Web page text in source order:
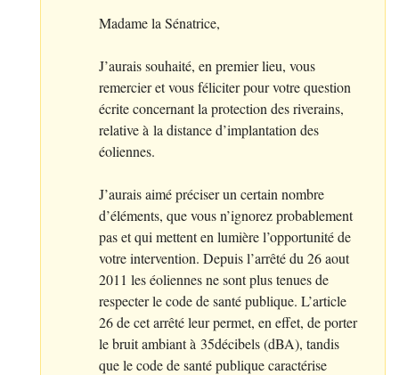
Madame la Sénatrice,
J’aurais souhaité, en premier lieu, vous
remercier et vous féliciter pour votre question
écrite concernant la protection des riverains,
relative à la distance d’implantation des
éoliennes.
J’aurais aimé préciser un certain nombre
d’éléments, que vous n’ignorez probablement
pas et qui mettent en lumière l’opportunité de
votre intervention. Depuis l’arrêté du 26 aout
2011 les éoliennes ne sont plus tenues de
respecter le code de santé publique. L’article
26 de cet arrêté leur permet, en effet, de porter
le bruit ambiant à 35décibels (dBA), tandis
que le code de santé publique caractérise